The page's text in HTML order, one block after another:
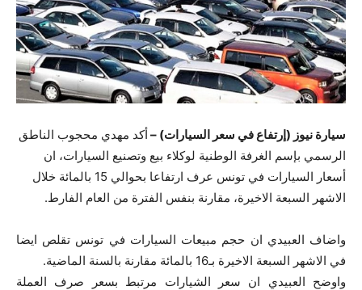
سيارة نيوز (إرتفاع في سعر السيارات) –أكد مهدي محجوب الناطق
الرسمي بإسم الغرفة الوطنية لوكلاء بيع وتصنيع السيارات، ان
أسعار السيارات في تونس عرف ارتفاعا بحوالي 15 بالمائة خلال
الاشهر السبعة الاخيرة، مقارنة بنفس الفترة من العام الفارط.
واضاف العبيدي ان حجم مبيعات السيارات في تونس تقلص ايضا
في الاشهر السبعة الاخيرة بـ16 بالمائة مقارنة بالسنة الماضية.
واوضح العبيدي ان سعر الشيارات مرتبط بسعر صرف العملة